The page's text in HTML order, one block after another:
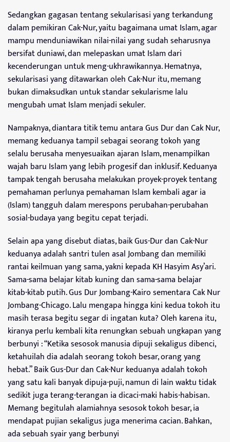
Sedangkan gagasan tentang sekularisasi yang terkandung
dalam pemikiran Cak-Nur, yaitu bagaimana umat Islam, agar
mampu menduniawikan nilai-nilai yang sudah seharusnya
bersifat duniawi, dan melepaskan umat Islam dari
kecenderungan untuk meng-ukhrawikannya. Hematnya,
sekularisasi yang ditawarkan oleh Cak-Nur itu, memang
bukan dimaksudkan untuk standar sekularisme lalu
mengubah umat Islam menjadi sekuler.
Nampaknya, diantara titik temu antara Gus Dur dan Cak Nur,
memang keduanya tampil sebagai seorang tokoh yang
selalu berusaha menyesuaikan ajaran Islam, menampilkan
wajah baru Islam yang lebih progesif dan inklusif. Keduanya
tampak tengah berusaha melakukan proyek-proyek tentang
pemahaman perlunya pemahaman Islam kembali agar ia
(Islam) tangguh dalam merespons perubahan-perubahan
sosial-budaya yang begitu cepat terjadi.
Selain apa yang disebut diatas, baik Gus-Dur dan Cak-Nur
keduanya adalah santri tulen asal Jombang dan memiliki
rantai keilmuan yang sama, yakni kepada KH Hasyim Asy’ari.
Sama-sama belajar kitab kuning dan sama-sama belajar
kitab-kitab putih. Gus Dur Jombang-Kairo sementara Cak Nur
Jombang-Chicago. Lalu mengapa hingga kini kedua tokoh itu
masih terasa begitu segar di ingatan kuta? Oleh karena itu,
kiranya perlu kembali kita renungkan sebuah ungkapan yang
berbunyi : “Ketika sesosok manusia dipuji sekaligus dibenci,
ketahuilah dia adalah seorang tokoh besar, orang yang
hebat.” Baik Gus-Dur dan Cak-Nur keduanya adalah tokoh
yang satu kali banyak dipuja-puji, namun di lain waktu tidak
sedikit juga terang-terangan ia dicaci-maki habis-habisan.
Memang begitulah alamiahnya sesosok tokoh besar, ia
mendapat pujian sekaligus juga menerima cacian. Bahkan,
ada sebuah syair yang berbunyi